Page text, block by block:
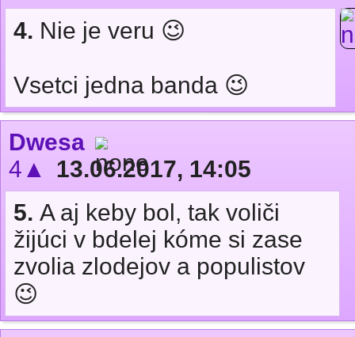
4. Nie je veru 😉
Vsetci jedna banda 😉
Dwesa
4▲
13.06.2017, 14:05
5. A aj keby bol, tak voliči
žijúci v bdelej kóme si zase
zvolia zlodejov a populistov
😉